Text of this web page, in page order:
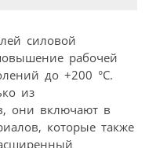
силовой
рабочей
до +200 °С.
из
они включают в
которые также